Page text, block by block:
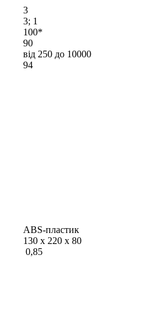
3
3; 1
100*
90
від 250 до 10000
94
ABS-пластик
130 х 220 х 80
0,85